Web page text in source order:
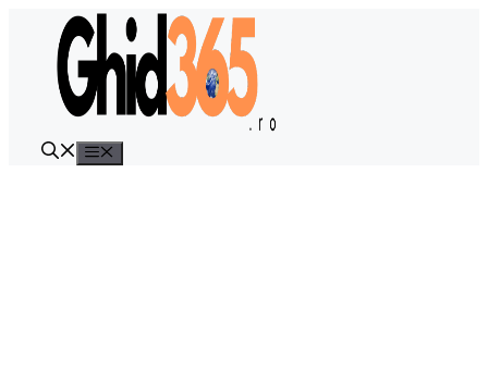
conținut